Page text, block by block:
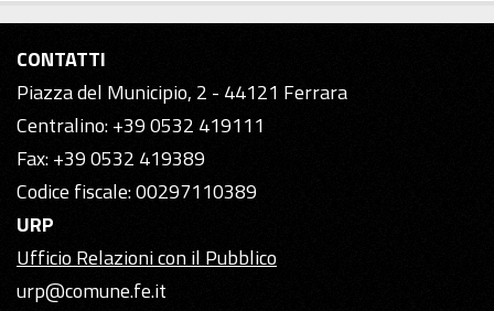
CONTATTI
Piazza del Municipio, 2 - 44121 Ferrara
Centralino: +39 0532 419111
Fax: +39 0532 419389
Codice fiscale: 00297110389
URP
Ufficio Relazioni con il Pubblico
urp@comune.fe.it